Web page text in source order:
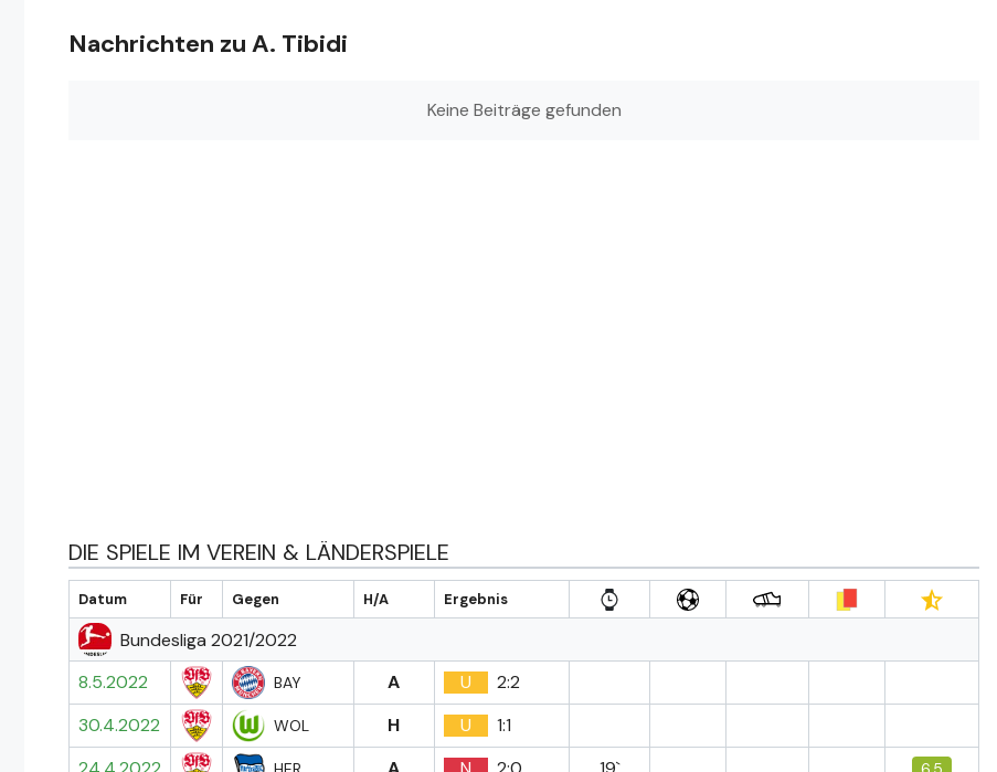
Nachrichten zu A. Tibidi
Keine Beiträge gefunden
DIE SPIELE IM VEREIN & LÄNDERSPIELE
Datum Für Gegen H/A Ergebnis
Bundesliga 2021/2022
8.5.2022
BAY A U
2:2
30.4.2022
WOL H U
1:1